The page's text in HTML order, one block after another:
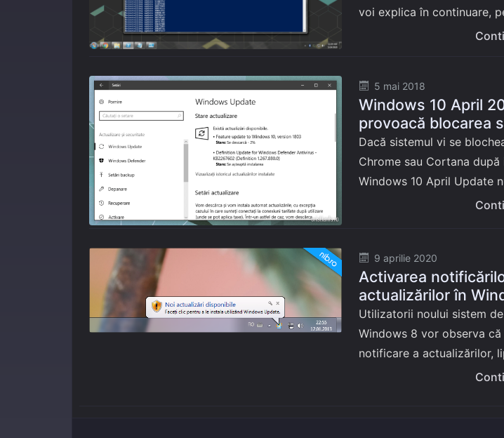
voi explica în continuare,
știți ce urmează să faceți,
Posted
on
5 mai 2018
Windows 10 April
provoacă blocarea
utilizând Chrome și
Dacă sistemul vi se
Chrome sau Cortana după
Windows 10 April Update
foarte tare, nu e vorba de
Posted
on
9 aprilie 2020
Activarea
actualizărilor în
Utilizatorii noului sistem
Windows 8 vor observa
notificare a actualizărilor,
Utilizatorii de Windows 7